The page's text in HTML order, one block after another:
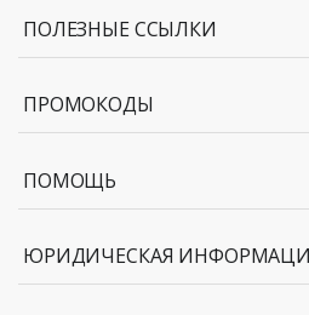
ПОЛЕЗНЫЕ ССЫЛКИ
ПРОМОКОДЫ
ПОМОЩЬ
ЮРИДИЧЕСКАЯ